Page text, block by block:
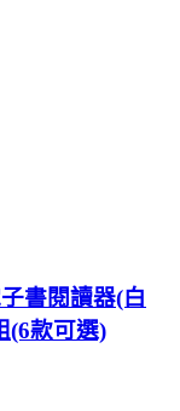
書閱讀器(白
(6款可選)